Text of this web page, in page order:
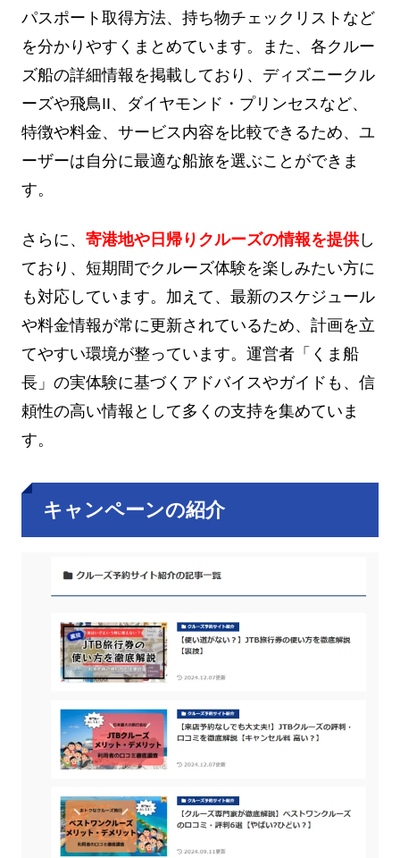
パスポート取得方法、持ち物チェックリストなど
を分かりやすくまとめています。また、各クルー
ズ船の詳細情報を掲載しており、ディズニークル
ーズや飛鳥II、ダイヤモンド・プリンセスなど、
特徴や料金、サービス内容を比較できるため、ユ
ーザーは自分に最適な船旅を選ぶことができま
す。
さらに、 寄港地や日帰りクルーズの情報を提供し
ており、短期間でクルーズ体験を楽しみたい方に
も対応しています。加えて、最新のスケジュール
や料金情報が常に更新されているため、計画を立
てやすい環境が整っています。運営者「くま船
長」の実体験に基づくアドバイスやガイドも、信
頼性の高い情報として多くの支持を集めていま
す。
キャンペーンの紹介